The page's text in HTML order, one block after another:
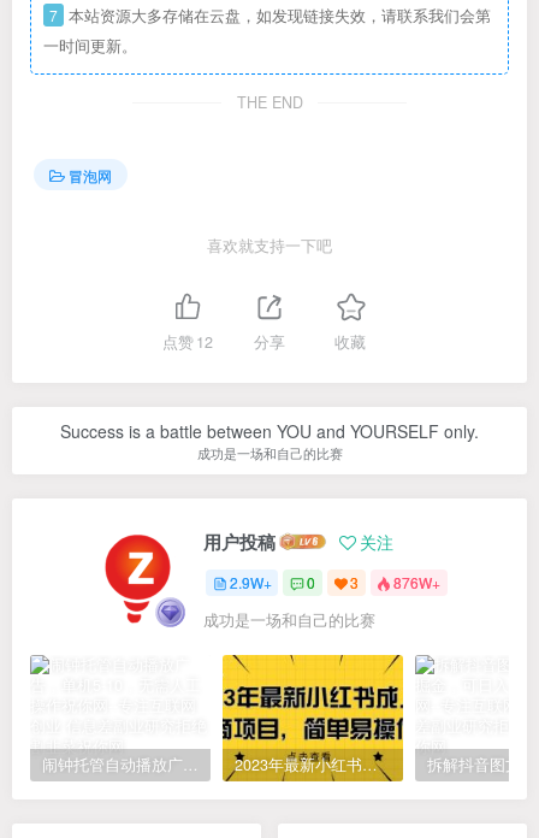
7 本站资源大多存储在云盘，如发现链接失效，请联系我们会第
一时间更新。
THE END
冒泡网
喜欢就支持一下吧
点赞12 分享 收藏
Success is a battle between YOU and YOURSELF only.
成功是一场和自己的比赛
用户投稿 关注
2.9W+ 0 3 876W+
成功是一场和自己的比赛
闹钟托管自动播放广告，单机5-10，无需人工操作 2023年最新小红书成人电商项目，简单易操作【详细教程】